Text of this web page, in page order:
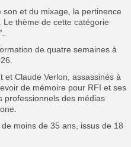
son et du mixage, la pertinence
Le thème de cette catégorie
de quatre semaines à
et Claude Verlon, assassinés à
de mémoire pour RFI et ses
professionnels des médias
moins de 35 ans, issus de 18